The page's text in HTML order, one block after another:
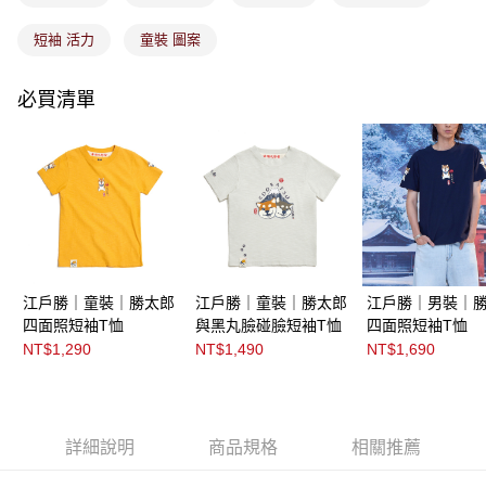
短袖 活力 童裝 圖案
必買清單
江戶勝｜童裝｜勝太郎
四面照短袖T恤
NT$1,290
江戶勝｜童裝｜勝太郎
與黑丸臉碰臉短袖T恤
NT$1,490
江戶勝｜男裝｜
四面照短袖T恤
NT$1,690
詳細說明 商品規格 相關推薦